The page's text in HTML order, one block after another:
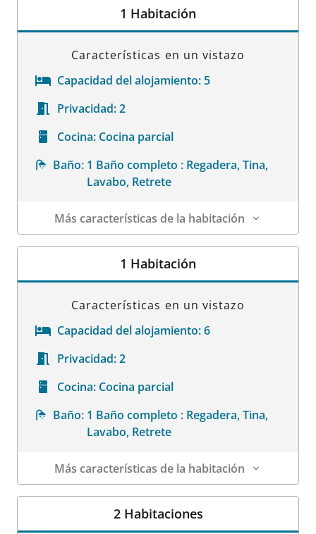
1 Habitación
Características en un vistazo
Capacidad del alojamiento: 5
Privacidad:2
Cocina: Cocina parcial
Baño: 1 Baño completo : Regadera, Tina,
Lavabo, Retrete
Más características de la habitación
Datos de la habitación
1 Habitación
Características en un vistazo
Capacidad del alojamiento:6
Privacidad:2
Cocina: Cocina parcial
Baño: 1 Baño completo : Regadera, Tina,
Lavabo, Retrete
Más características de la habitación
Datos de la habitación
2 Habitaciones